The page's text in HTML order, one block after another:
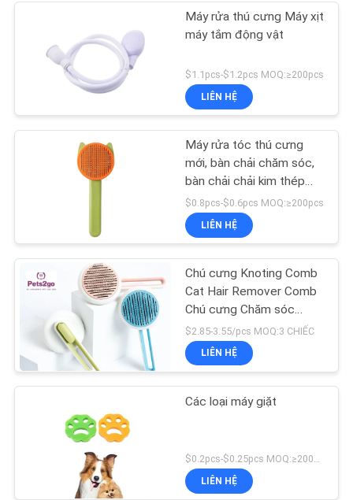
TRANG
WEB
PRIVACY
Vòng cổ huấn luyện
thú cưng
Bát ăn cho thú cưng
398
Túi vận chuyển vật
nuôi
18
Máy rửa thú cưng Máy xịt
máy tắm động vật
$1.1pcs-$1.2pcs MOQ:≥200pcs
LIÊN HỆ
Máy rửa tóc thú cưng
mới, bàn chải chăm sóc,
bàn chải chải kim thép
cho chó và mèo
$0.8pcs-$0.6pcs MOQ:≥200pcs
LIÊN HỆ
Chú cưng Knoting Comb
Cat Hair Remover Comb
Chú cưng Chăm sóc
Massage Brush
$2.85-3.55/pcs MOQ:3 CHIẾC
LIÊN HỆ
Các loại máy giặt
$0.2pcs-$0.25pcs MOQ:≥200pcs
LIÊN HỆ